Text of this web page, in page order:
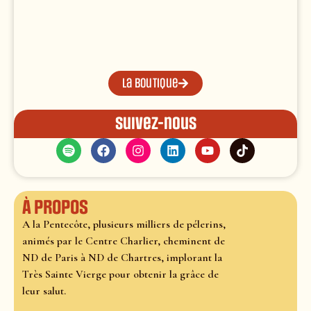
La boutique
Suivez-nous
À propos
A la Pentecôte, plusieurs milliers de pélerins,
animés par le Centre Charlier, cheminent de
ND de Paris à ND de Chartres, implorant la
Très Sainte Vierge pour obtenir la grâce de
leur salut.